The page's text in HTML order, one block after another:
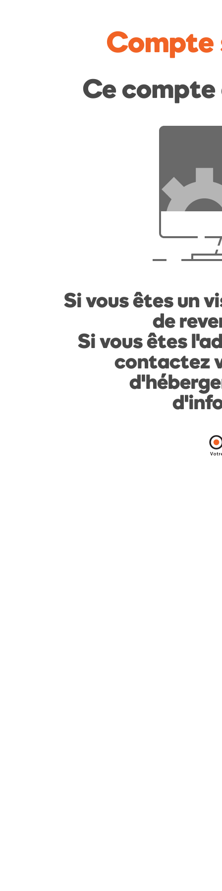
Compte
Ce
Si vous êtes un
de
Si vous êtes
contactez